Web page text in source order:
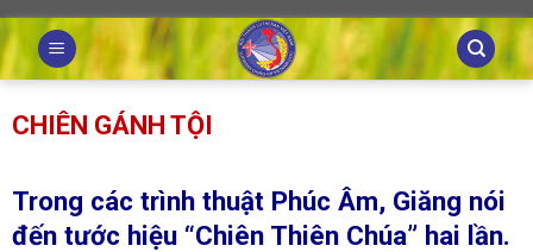
Skip
to
content
CHIÊN GÁNH TỘI
Trong các trình thuật Phúc Âm, Giăng nói
đến tước hiệu “Chiên Thiên Chúa” hai lần.